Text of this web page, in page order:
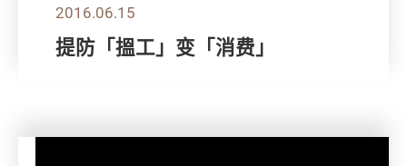
2016.06.15
提防「搵工」变「消费」